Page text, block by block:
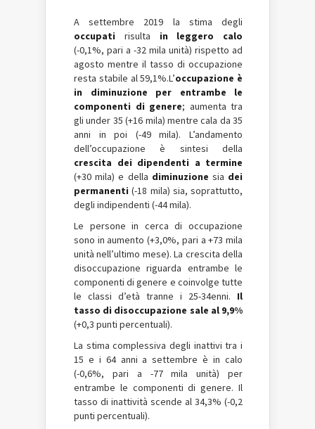
A settembre 2019 la stima degli
occupati risulta in leggero calo
(-0,1%, pari a -32 mila unità) rispetto ad
agosto mentre il tasso di occupazione
resta stabile al 59,1%.L’occupazione è
in diminuzione per entrambe le
componenti di genere; aumenta tra
gli under 35 (+16 mila) mentre cala da 35
anni in poi (-49 mila). L’andamento
dell’occupazione è sintesi della
crescita dei dipendenti a termine
(+30 mila) e della diminuzione sia dei
permanenti (-18 mila) sia, soprattutto,
degli indipendenti (-44 mila).
Le persone in cerca di occupazione
sono in aumento (+3,0%, pari a +73 mila
unità nell’ultimo mese). La crescita della
disoccupazione riguarda entrambe le
componenti di genere e coinvolge tutte
le classi d’età tranne i 25-34enni. Il
tasso di disoccupazione sale al 9,9%
(+0,3 punti percentuali).
La stima complessiva degli inattivi tra i
15 e i 64 anni a settembre è in calo
(-0,6%, pari a -77 mila unità) per
entrambe le componenti di genere. Il
tasso di inattività scende al 34,3% (-0,2
punti percentuali).